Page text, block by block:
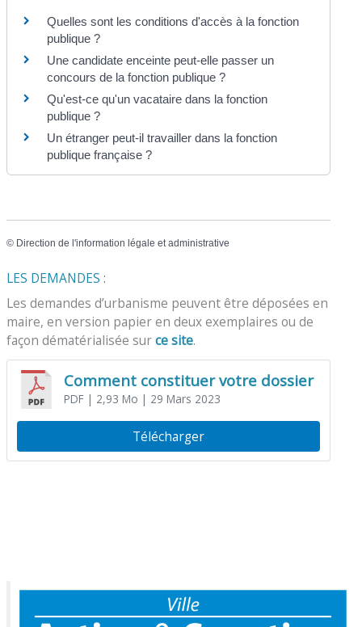
Quelles sont les conditions d'accès à la fonction
publique ?
Une candidate enceinte peut-elle passer un
concours de la fonction publique ?
Qu'est-ce qu'un vacataire dans la fonction
publique ?
Un étranger peut-il travailler dans la fonction
publique française ?
© Direction de l'information légale et administrative
LES DEMANDES :
Les demandes d’urbanisme peuvent être déposées en
maire, en version papier en deux exemplaires ou de
façon dématérialisée surce site.
Comment constituer votre dossier
PDF| 2,93 Mo | 29 Mars 2023
Télécharger